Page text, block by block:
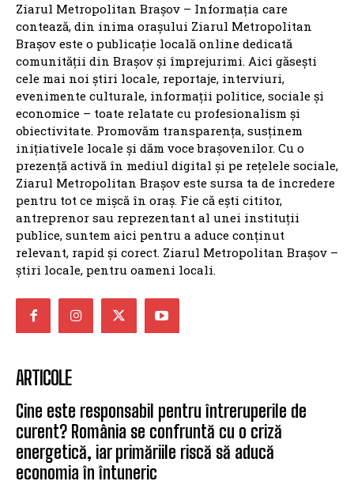
Ziarul Metropolitan Brașov – Informația care
contează, din inima orașului Ziarul Metropolitan
Brașov este o publicație locală online dedicată
comunității din Brașov și împrejurimi. Aici găsești
cele mai noi știri locale, reportaje, interviuri,
evenimente culturale, informații politice, sociale și
economice – toate relatate cu profesionalism și
obiectivitate. Promovăm transparența, susținem
inițiativele locale și dăm voce brașovenilor. Cu o
prezență activă în mediul digital și pe rețelele sociale,
Ziarul Metropolitan Brașov este sursa ta de încredere
pentru tot ce mișcă în oraș. Fie că ești cititor,
antreprenor sau reprezentant al unei instituții
publice, suntem aici pentru a aduce conținut
relevant, rapid și corect. Ziarul Metropolitan Brașov –
știri locale, pentru oameni locali.
ARTICOLE
Cine este responsabil pentru întreruperile de
curent? România se confruntă cu o criză
energetică, iar primăriile riscă să aducă
economia în întuneric